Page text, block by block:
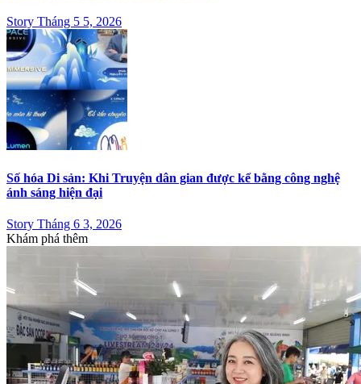
Story Tháng 5 5, 2026
Số hóa Di sản: Khi Truyện dân gian được kể bằng công nghệ
ánh sáng hiện đại
Story Tháng 6 3, 2026
Khám phá thêm